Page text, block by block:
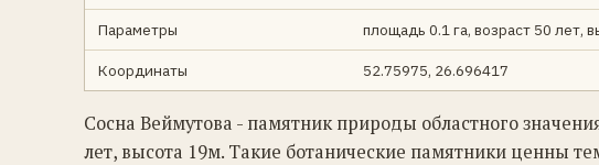
Параметры площадь 0.1 га, возраст 50 лет,
Координаты 52.75975, 26.696417
Сосна Веймутова - памятник природы областного
лет, высота 19м. Такие ботанические памятники ценны